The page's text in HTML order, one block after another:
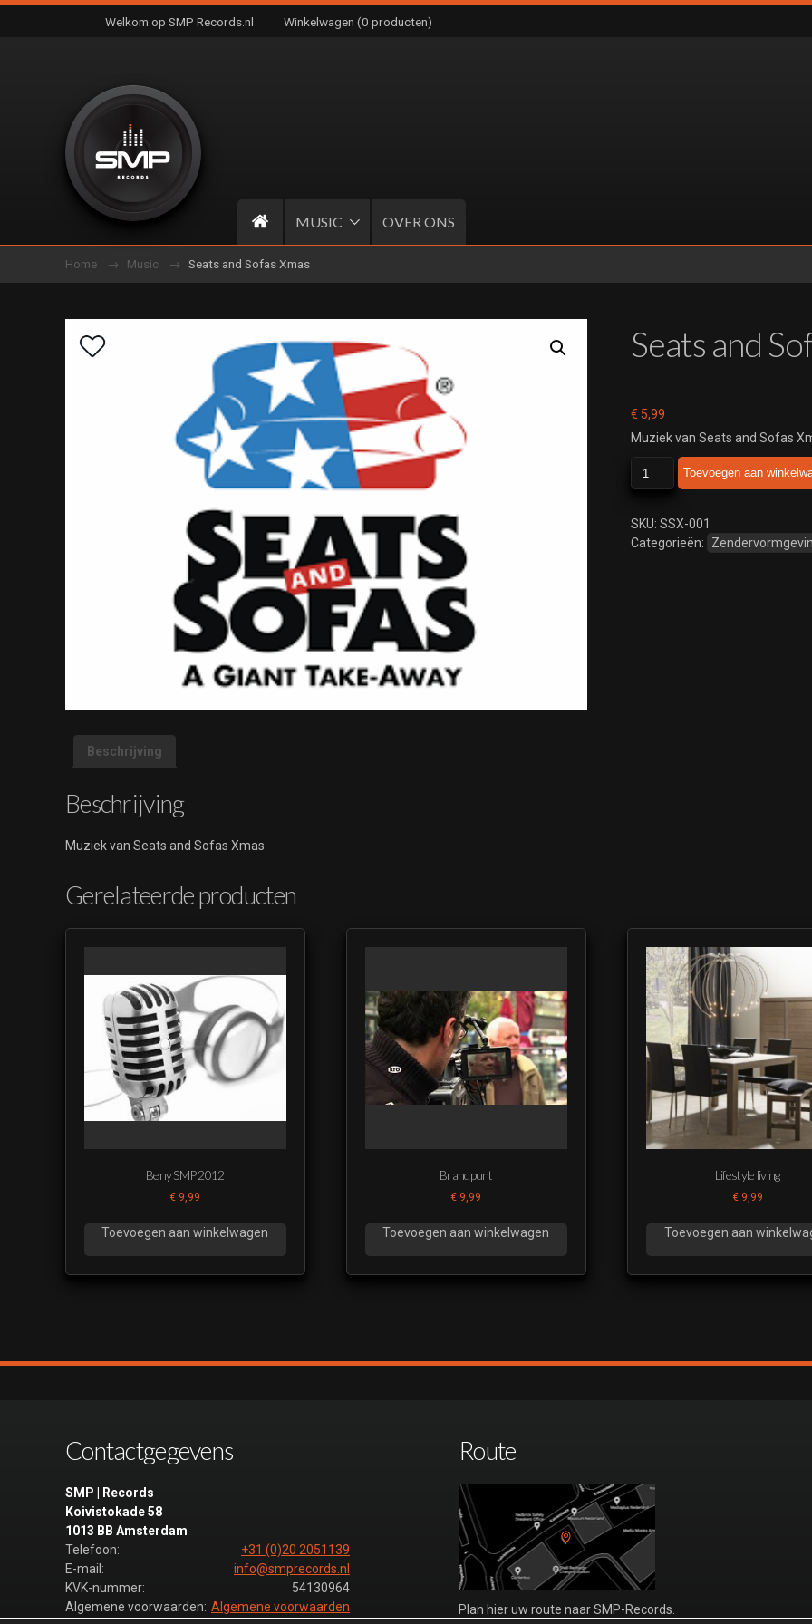
Welkom op SMP Records.nl Winkelwagen (0 producten)
MUSIC OVER ONS
Home Music Seats and Sofas Xmas
Seats and
€ 5,99
Muziek van Seats and Sofas
and
Xmas
aantal
Toevoegen aan
SKU: SSX-001
Categorieën:
Beschrijving
Beschrijving
Muziek van Seats and Sofas Xmas
Gerelateerde producten
Beny SMP 2012
€ 9,99
Toevoegen aan winkelwagen
Brandpunt
€ 9,99
Toevoegen aan winkelwagen
Lifestyle living
€9,99
Toevoegen aan
Contactgegevens
SMP | Records
Koivistokade 58
1013 BB Amsterdam
Telefoon:
+31 (0)20 2051139
E-mail:
info@smprecords.nl
KVK-nummer:
54130964
Algemene voorwaarden: Algemene voorwaarden
Route
Plan hier uw route naar SMP-Records.